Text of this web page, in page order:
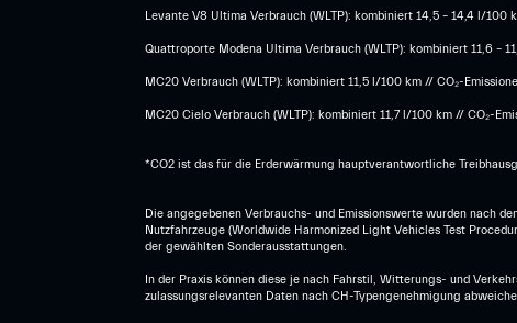
Levante V8 Ultima Verbrauch (WLTP): kombiniert 14,5 – 14,4 l/
Quattroporte Modena Ultima Verbrauch (WLTP): kombiniert 11,6 –
MC20 Verbrauch (WLTP): kombiniert 11,5 l/100 km // CO₂-
MC20 Cielo Verbrauch (WLTP): kombiniert 11,7 l/100 km // CO₂-
*CO2 ist das für die Erderwärmung hauptverantwortliche
Die angegebenen Verbrauchs- und Emissionswerte wurden nach
Nutzfahrzeuge (Worldwide Harmonized Light Vehicles Test
der gewählten Sonderausstattungen.
In der Praxis können diese je nach Fahrstil, Witterungs- und
zulassungsrelevanten Daten nach CH-Typengenehmigung